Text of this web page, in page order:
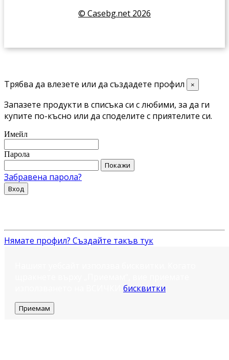
© Casebg.net 2026
Трябва да влезете или да създадете профил ×
Запазете продукти в списъка си с любими, за да ги
купите по-късно или да споделите с приятелите си.
Имейл
Парола
Покажи
Забравена парола?
Вход
Нямате профил? Създайте такъв тук
бисквитки
Приемам